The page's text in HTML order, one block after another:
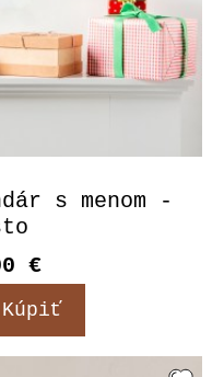
s menom -
€